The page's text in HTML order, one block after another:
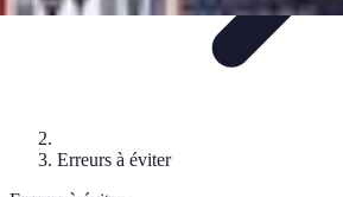
Erreurs à éviter